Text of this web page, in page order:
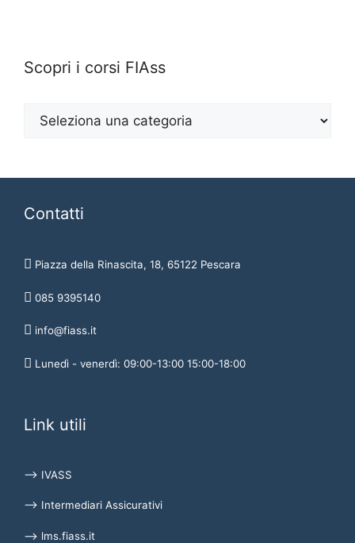
Scopri i corsi FIAss
Contatti
Piazza della Rinascita, 18, 65122 Pescara
085 9395140
info@fiass.it
Lunedì - venerdì: 09:00-13:00 15:00-18:00
Link utili
⟶ IVASS
⟶ Intermediari Assicurativi
⟶ lms.fiass.it